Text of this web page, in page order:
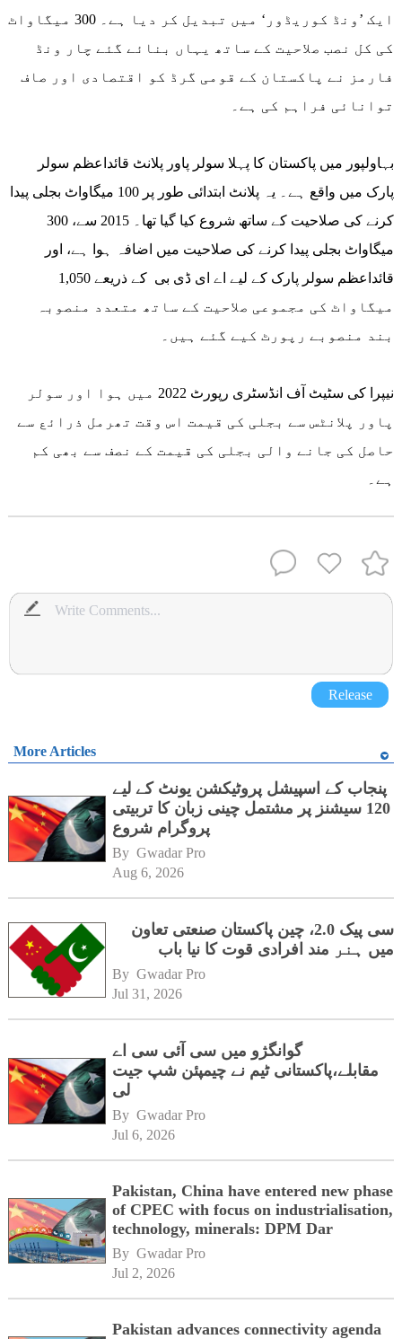
ایک ’ونڈ کوریڈور‘ میں تبدیل کر دیا ہے۔ 300 میگاواٹ
کی کل نصب صلاحیت کے ساتھ یہاں بنائے گئے چار ونڈ
فارمز نے پاکستان کے قومی گرڈ کو اقتصادی اور صاف
توانائی فراہم کی ہے۔
بہاولپور میں پاکستان کا پہلا سولر پاور پلانٹ قائداعظم سولر
پارک میں واقع ہے۔ یہ پلانٹ ابتدائی طور پر 100 میگاواٹ بجلی پیدا
کرنے کی صلاحیت کے ساتھ شروع کیا گیا تھا۔ 2015 سے، 300
میگاواٹ بجلی پیدا کرنے کی صلاحیت میں اضافہ ہوا ہے، اور
قائداعظم سولر پارک کے لیے اے ای ڈی بی کے ذریعے 1,050
میگاواٹ کی مجموعی صلاحیت کے ساتھ متعدد منصوبہ
بند منصوبے رپورٹ کیے گئے ہیں۔
نیپرا کی سٹیٹ آف انڈسٹری رپورٹ 2022 میں ہوا اور سولر
پاور پلانٹس سے بجلی کی قیمت اس وقت تھرمل ذرائع سے
حاصل کی جانے والی بجلی کی قیمت کے نصف سے بھی کم
ہے۔
Release
More Articles
پنجاب کے اسپیشل پروٹیکشن یونٹ کے لیے
120 سیشنز پر مشتمل چینی زبان کا تربیتی
پروگرام شروع
By Gwadar Pro
Aug 6, 2026
سی پیک 2.0، چین پاکستان صنعتی تعاون
میں ہنر مند افرادی قوت کا نیا باب
By Gwadar Pro
Jul 31, 2026
گوانگژو میں سی آئی سی اے
مقابلے،پاکستانی ٹیم نے چیمپئن شپ جیت
لی
By Gwadar Pro
Jul 6, 2026
Pakistan, China have entered new phase
of CPEC with focus on industrialisation,
technology, minerals: DPM Dar
By Gwadar Pro
Jul 2, 2026
Pakistan advances connectivity agenda